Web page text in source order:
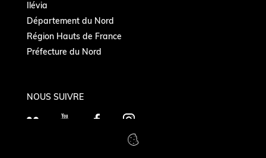
Ilévia
Département du Nord
Région Hauts de France
Préfecture du Nord
NOUS SUIVRE
F
Y
F
I